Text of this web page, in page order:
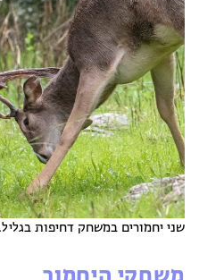
שני יחמורים במשחק דחיפות